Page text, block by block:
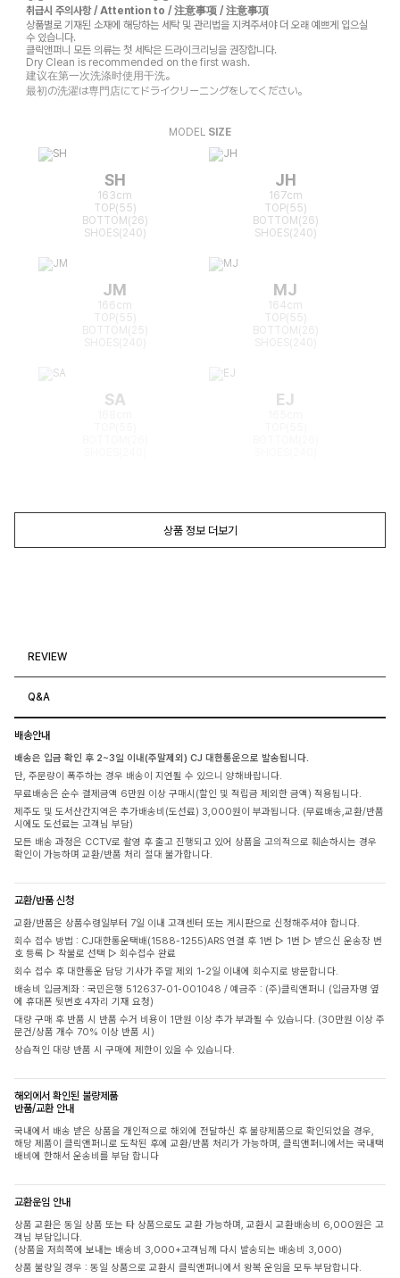
취급시 주의사항 / Attention to / 注意事项 / 注意事項
상품별로 기재된 소재에 해당하는 세탁 및 관리법을 지켜주셔야 더 오래 예쁘게 입으실
수 있습니다.
클릭앤퍼니 모든 의류는 첫 세탁은 드라이크리닝을 권장합니다.
Dry Clean is recommended on the first wash.
建议在第一次洗涤时使用干洗。
最初の洗濯は専門店にてドライクリーニングをしてください。
MODEL SIZE
SH
163cm
TOP(55)
BOTTOM(26)
SHOES(240)
JH
167cm
TOP(55)
BOTTOM(26)
SHOES(240)
JM
166cm
TOP(55)
BOTTOM(25)
MJ
164cm
TOP(55)
BOTTOM(26)
SA EJ
상품 정보 더보기
REVIEW
Q&A
배송안내
배송은 입금 확인 후 2~3일 이내(주말제외) CJ 대한통운으로 발송됩니다.
단, 주문량이 폭주하는 경우 배송이 지연될 수 있으니 양해바랍니다.
무료배송은 순수 결제금액 6만원 이상 구매시(할인 및 적립금 제외한 금액) 적용됩니다.
제주도 및 도서산간지역은 추가배송비(도선료) 3,000원이 부과됩니다. (무료배송,교환/반품
시에도 도선료는 고객님 부담)
모든 배송 과정은 CCTV로 촬영 후 출고 진행되고 있어 상품을 고의적으로 훼손하시는 경우
확인이 가능하며 교환/반품 처리 절대 불가합니다.
교환/반품 신청
교환/반품은 상품수령일부터 7일 이내 고객센터 또는 게시판으로 신청해주셔야 합니다.
회수 접수 방법 : CJ대한통운택배(1588-1255)ARS 연결 후 1번 ▷ 1번 ▷ 받으신 운송장 번
호 등록 ▷ 착불로 선택 ▷ 회수접수 완료
회수 접수 후 대한통운 담당 기사가 주말 제외 1-2일 이내에 회수지로 방문합니다.
배송비 입금계좌 : 국민은행 512637-01-001048 / 예금주 : (주)클릭앤퍼니 (입금자명 옆
에 휴대폰 뒷번호 4자리 기재 요청)
대량 구매 후 반품 시 반품 수거 비용이 1만원 이상 추가 부과될 수 있습니다. (30만원 이상 주
문건/상품 개수 70% 이상 반품 시)
상습적인 대량 반품 시 구매에 제한이 있을 수 있습니다.
해외에서 확인된 불량제품
반품/교환 안내
국내에서 배송 받은 상품을 개인적으로 해외에 전달하신 후 불량제품으로 확인되었을 경우,
해당 제품이 클릭앤퍼니로 도착된 후에 교환/반품 처리가 가능하며, 클릭앤퍼니에서는 국내택
배비에 한해서 운송비를 부담 합니다
교환운임 안내
상품 교환은 동일 상품 또는 타 상품으로도 교환 가능하며, 교환시 교환배송비 6,000원은 고
객님 부담입니다.
(상품을 저희쪽에 보내는 배송비 3,000+고객님께 다시 발송되는 배송비 3,000)
상품 불량일 경우 : 동일 상품으로 교환시 클릭앤퍼니에서 왕복 운임을 모두 부담합니다.